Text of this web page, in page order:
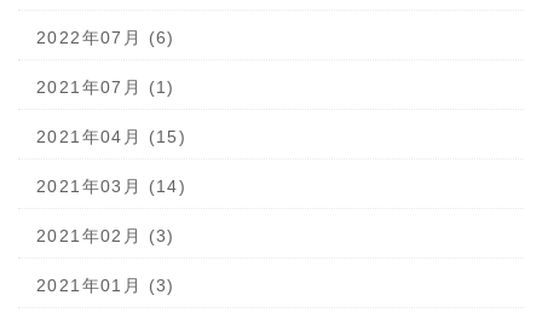
2022年07月 (6)
2021年07月 (1)
2021年04月 (15)
2021年03月 (14)
2021年02月 (3)
2021年01月 (3)